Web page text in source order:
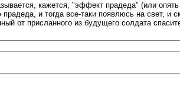
кажется, "эффект прадеда" (или
и тогда все-таки появлюсь на свет, и
от присланного из будущего солдата